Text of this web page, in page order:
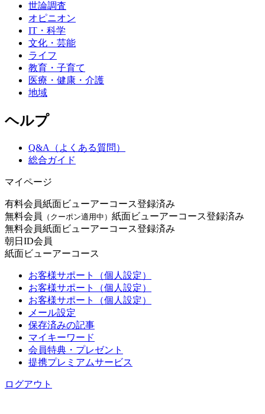
世論調査
オピニオン
IT・科学
文化・芸能
ライフ
教育・子育て
医療・健康・介護
地域
ヘルプ
Q&A（よくある質問）
総合ガイド
マイページ
有料会員紙面ビューアーコース登録済み
無料会員
（クーポン適用中） 紙面ビューアーコース登録済み
無料会員紙面ビューアーコース登録済み
朝日ID会員
紙面ビューアーコース
お客様サポート（個人設定）
お客様サポート（個人設定）
お客様サポート（個人設定）
メール設定
保存済みの記事
マイキーワード
会員特典・プレゼント
提携プレミアムサービス
ログアウト